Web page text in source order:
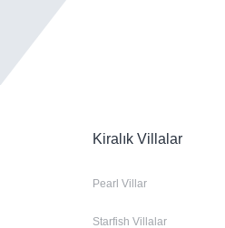
Kiralık Villalar
Pearl Villar
Starfish Villalar